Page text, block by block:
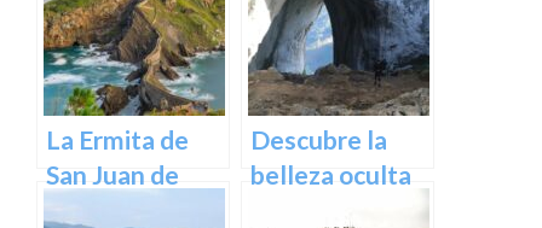
La Ermita de
San Juan de
Descubre la
belleza oculta